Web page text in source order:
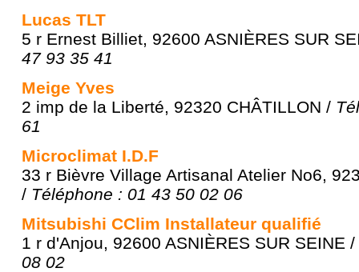
Lucas TLT
5 r Ernest Billiet, 92600 ASNIÈRES SUR
47 93 35 41
Meige Yves
2 imp de la Liberté, 92320 CHÂTILLON /
61
Microclimat I.D.F
33 r Bièvre Village Artisanal Atelier No6,
/ Téléphone : 01 43 50 02 06
Mitsubishi CClim Installateur qualifié
1 r d'Anjou, 92600 ASNIÈRES SUR SEINE /
08 02